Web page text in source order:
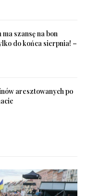
ma szansę na bon
do końca sierpnia! –
aresztowanych po